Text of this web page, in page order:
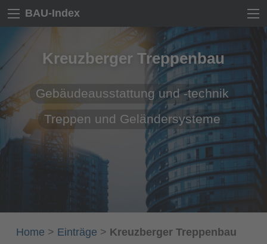
BAU-Index
Kreuzberger Treppenbau
Gebäudeausstattung und -technik
Treppen und Geländersysteme
Home > Einträge > Kreuzberger Treppenbau